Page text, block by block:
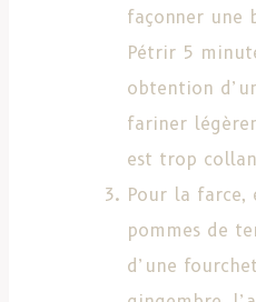
façonner une
Pétrir 5
obtention
fariner
est trop
Pour la farce,
pommes de
d’une